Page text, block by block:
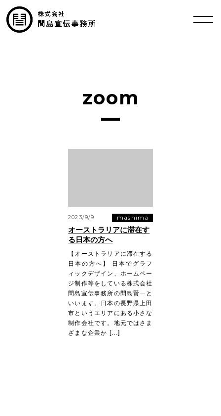
zoom
2023/9/9 mashima
オーストラリアに滞在す
る日本の方へ
【オーストラリアに滞在する
日本の方へ】 日本でグラフ
ィックデザイン、ホームペー
ジ制作等をしている株式会社
間島宣伝事務所の間島賢一と
いいます。日本の長野県上田
市というエリアにある小さな
制作会社です。地元ではさま
ざまな企業か […]